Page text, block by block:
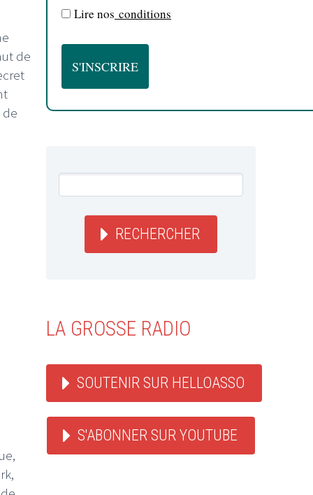
de
Lire nos conditions
RECHERCHER
LA GROSSE RADIO
SOUTENIR SUR HELLOASSO
S'ABONNER SUR YOUTUBE